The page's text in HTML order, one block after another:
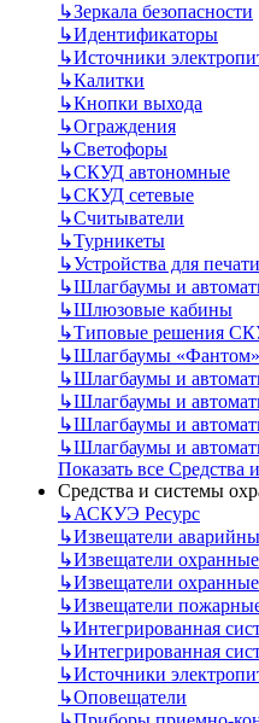
↳Зеркала безопасности
↳Идентификаторы
↳Источники
↳Калитки
↳Кнопки выхода
↳Ограждения
↳Светофоры
↳СКУД автономные
↳СКУД сетевые
↳Считыватели
↳Турникеты
↳Устройства для
↳Шлагбаумы и
↳Шлюзовые кабины
↳Типовые решения
↳Шлагбаумы «Фантом»
↳Шлагбаумы и
↳Шлагбаумы и
↳Шлагбаумы и
↳Шлагбаумы и
Показать все Средства
Средства и системы
↳АСКУЭ Ресурс
↳Извещатели
↳Извещатели
↳Извещатели
↳Извещатели
↳Интегрированная
↳Интегрированная
↳Источники
↳Оповещатели